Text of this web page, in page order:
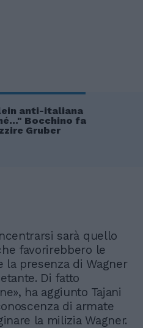
anti-italiana
Bocchino fa
Gruber
sarà quello
favorirebbero le
la presenza di Wagner
Di fatto
ha aggiunto Tajani
di armate
la milizia Wagner.